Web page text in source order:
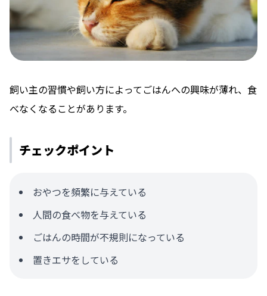
飼い主の習慣や飼い方によってごはんへの興味が薄れ、食
べなくなることがあります。
チェックポイント
おやつを頻繁に与えている
人間の食べ物を与えている
ごはんの時間が不規則になっている
置きエサをしている